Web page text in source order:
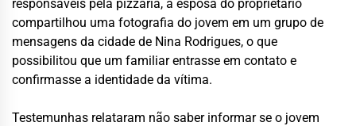
responsáveis pela pizzaria, a esposa do proprietário
compartilhou uma fotografia do jovem em um grupo de
mensagens da cidade de Nina Rodrigues, o que
possibilitou que um familiar entrasse em contato e
confirmasse a identidade da vítima.
Testemunhas relataram não saber informar se o jovem